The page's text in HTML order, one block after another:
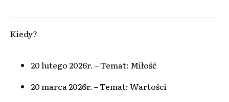
Kiedy?
20 lutego 2026r. – Temat: Miłość
20 marca 2026r. – Temat: Wartości